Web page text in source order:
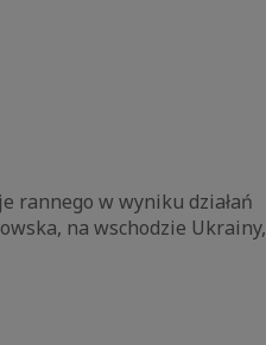
rannego w wyniku działań
na wschodzie Ukrainy,